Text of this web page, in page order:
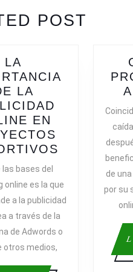
POST
LA
LA
EN
LA
ONLINE
EN
las bases del
online es la que
a la publicidad
a través de la
de Adwords o
otros medios,
de
por su